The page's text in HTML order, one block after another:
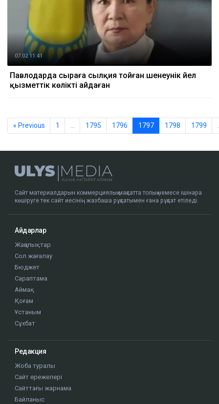
07.02 11:41
Павлодарда сыраға сылқия тойған шенеунік әйел
қызметтік көлікті айдаған
« Previous 1 … 1795 1796 1797 1798 1799
Сайт материалдарын коммерциялық мақсатта толық немесе ішінара
көшіруге тек сайт иесінің жазбаша рұқсатымен ғана рұқсат етіледі.
Айдарлар
Жаңалықтар
Сол жағалау
Бюджет
Сараптама
Аймақ
Қоғам
Ұстаным
Сұхбат
Редакция
Жоба туралы
Сайт ережелері
Сайттағы жарнама
Байланыс